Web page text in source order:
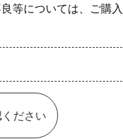
等については、ご購
ださい